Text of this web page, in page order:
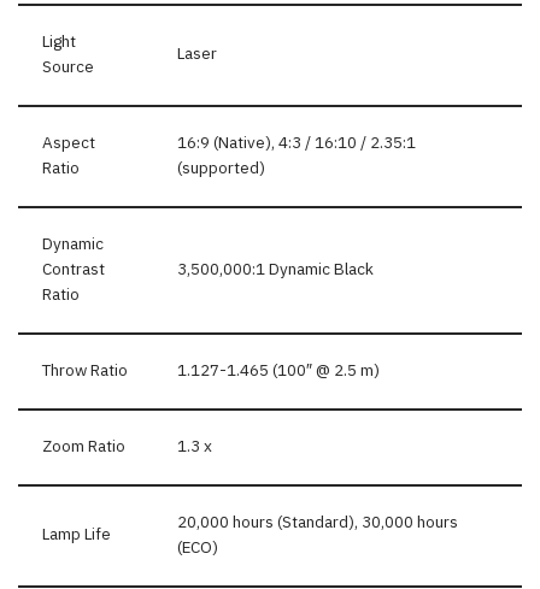
Light
Source
Laser
Aspect
Ratio
16:9 (Native), 4:3 / 16:10 / 2.35:1
(supported)
Dynamic
Contrast
Ratio
3,500,000:1 Dynamic Black
Throw Ratio 1.127-1.465 (100″ @ 2.5 m)
Zoom Ratio 1.3 x
Lamp Life
20,000 hours (Standard), 30,000 hours
(ECO)